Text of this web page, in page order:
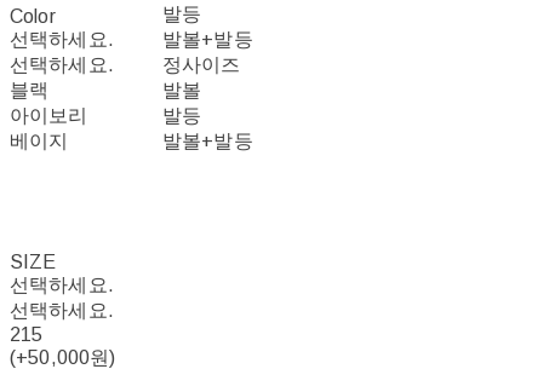
Color
선택하세요.
선택하세요.
블랙
아이보리
베이지
발등
발볼+발등
정사이즈
발볼
발등
발볼+발등
SIZE
선택하세요.
선택하세요.
215
(+50,000원)